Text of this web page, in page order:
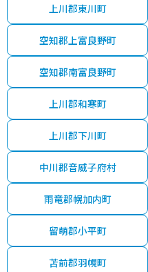
上川郡東川町
空知郡上富良野町
空知郡南富良野町
上川郡和寒町
上川郡下川町
中川郡音威子府村
雨竜郡幌加内町
留萌郡小平町
苫前郡羽幌町